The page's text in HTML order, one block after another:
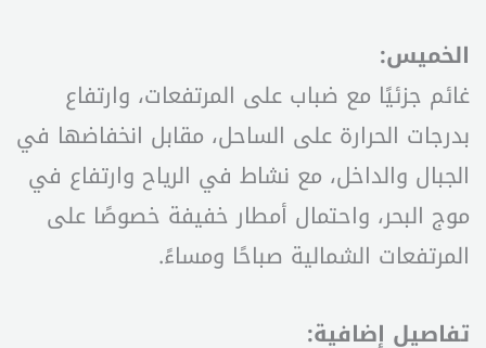
الخميس:
غائم جزئيًا مع ضباب على المرتفعات، وارتفاع
بدرجات الحرارة على الساحل، مقابل انخفاضها في
الجبال والداخل، مع نشاط في الرياح وارتفاع في
موج البحر، واحتمال أمطار خفيفة خصوصًا على
المرتفعات الشمالية صباحًا ومساءً.
تفاصيل إضافية: